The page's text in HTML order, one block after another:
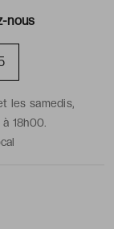
nous
les samedis,
18h00.